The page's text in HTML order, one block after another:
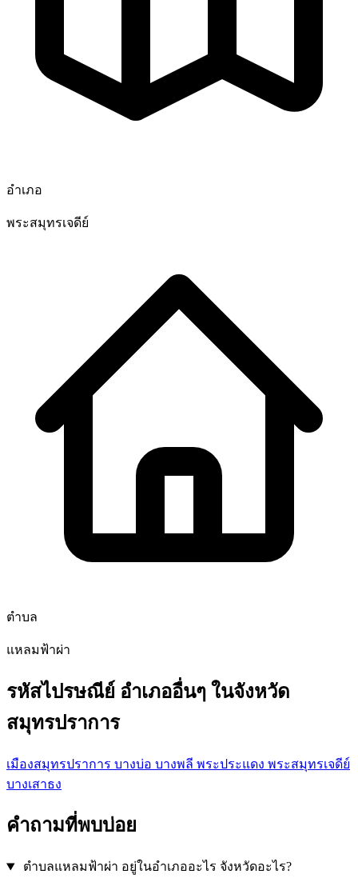
อำเภอ
พระสมุทรเจดีย์
ตำบล
แหลมฟ้าผ่า
รหัสไปรษณีย์ อำเภออื่นๆ ในจังหวัด
สมุทรปราการ
เมืองสมุทรปราการ บางบ่อ บางพลี พระประแดง พระสมุทรเจดีย์
บางเสาธง
คำถามที่พบบ่อย
ตำบลแหลมฟ้าผ่า อยู่ในอำเภออะไร จังหวัดอะไร?